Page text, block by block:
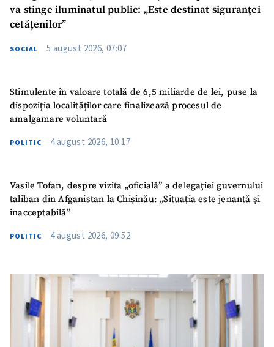
va stinge iluminatul public: „Este destinat siguranței
cetățenilor”
SOCIAL 5 august 2026, 07:07
Stimulente în valoare totală de 6,5 miliarde de lei, puse la
dispoziția localităților care finalizează procesul de
amalgamare voluntară
POLITIC 4 august 2026, 10:17
Vasile Tofan, despre vizita „oficială” a delegației guvernului
taliban din Afganistan la Chișinău: „Situația este jenantă și
inacceptabilă”
POLITIC 4 august 2026, 09:52